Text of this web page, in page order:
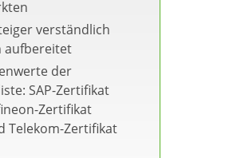
verständlich
aufbereitet
der
SAP-Zertifikat
Zertifikat
Telekom-Zertifikat